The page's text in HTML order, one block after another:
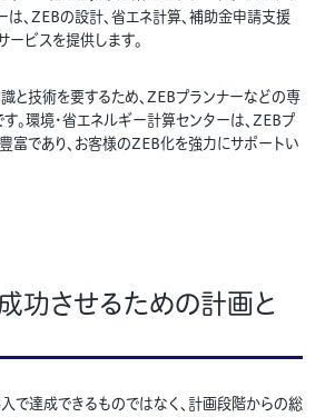
は、ZEBの設計、省エネ計算、補助金申請支援
ービスを提供します。
と技術を要するため、ZEBプランナーなどの専
。環境・省エネルギー計算センターは、ZEBプ
富であり、お客様のZEB化を強力にサポートい
功させるための計画と
で達成できるものではなく、計画段階からの総